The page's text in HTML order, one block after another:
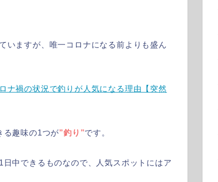
いますが、唯一コロナになる前よりも盛ん
ロナ禍の状況で釣りが人気になる理由【突然
る趣味の1つが”釣り”です。
中できるものなので、人気スポットにはア